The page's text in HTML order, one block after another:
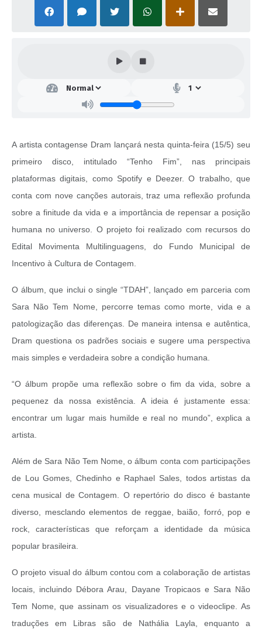
A artista contagense Dram lançará nesta quinta-feira (15/5) seu
primeiro disco, intitulado “Tenho Fim”, nas principais
plataformas digitais, como Spotify e Deezer. O trabalho, que
conta com nove canções autorais, traz uma reflexão profunda
sobre a finitude da vida e a importância de repensar a posição
humana no universo. O projeto foi realizado com recursos do
Edital Movimenta Multilinguagens, do Fundo Municipal de
Incentivo à Cultura de Contagem.
O álbum, que inclui o single “TDAH”, lançado em parceria com
Sara Não Tem Nome, percorre temas como morte, vida e a
patologização das diferenças. De maneira intensa e autêntica,
Dram questiona os padrões sociais e sugere uma perspectiva
mais simples e verdadeira sobre a condição humana.
“O álbum propõe uma reflexão sobre o fim da vida, sobre a
pequenez da nossa existência. A ideia é justamente essa:
encontrar um lugar mais humilde e real no mundo”, explica a
artista.
Além de Sara Não Tem Nome, o álbum conta com participações
de Lou Gomes, Chedinho e Raphael Sales, todos artistas da
cena musical de Contagem. O repertório do disco é bastante
diverso, mesclando elementos de reggae, baião, forró, pop e
rock, características que reforçam a identidade da música
popular brasileira.
O projeto visual do álbum contou com a colaboração de artistas
locais, incluindo Débora Arau, Dayane Tropicaos e Sara Não
Tem Nome, que assinam os visualizadores e o videoclipe. As
traduções em Libras são de Nathália Layla, enquanto a